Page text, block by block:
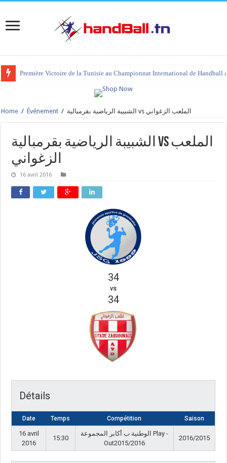
Première Victoire de la Tunisie au Championnat International de Handball
Home / Événement / الشبيبة الرياضية بقرمبالية vs الملعب الزغواني
الشبيبة الرياضية بقرمبالية vs الملعب
الزغواني
16 avril 2016
34
vs
34
Détails
Date Temps Compétition Saison
16 avril
2016
15:30
الوطنية ب أكابر المجموعة Play -
Out2015/2016
2016/2015